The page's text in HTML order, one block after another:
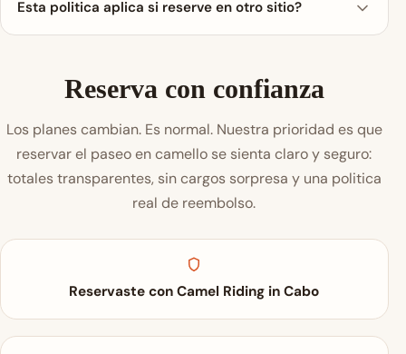
Esta politica aplica si reserve en otro sitio?
Reserva con confianza
Los planes cambian. Es normal. Nuestra prioridad es que
reservar el paseo en camello se sienta claro y seguro:
totales transparentes, sin cargos sorpresa y una politica
real de reembolso.
Reservaste con Camel Riding in Cabo